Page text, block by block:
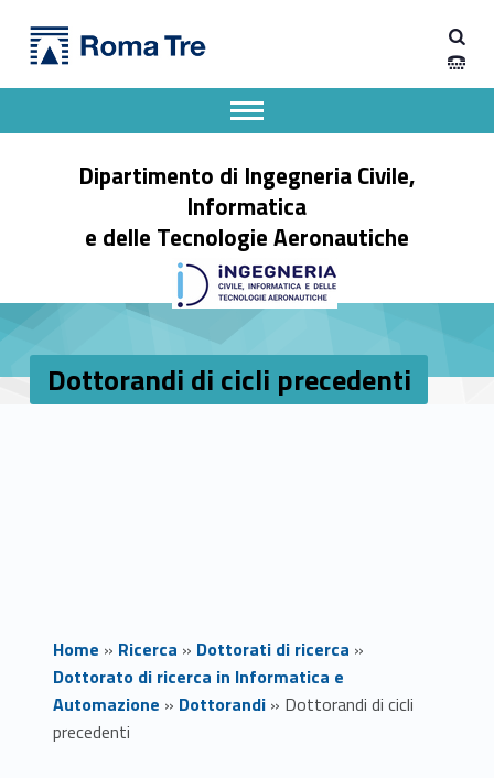
Dottorandi di cicli precedenti - Dipartimento di Ingegneria Civile, Informatica e delle Tecnologie Aeronautiche
Dipartimento di Ingegneria Civile,
Informatica
e delle Tecnologie Aeronautiche
Apri il menu secondario
Header info sidebar
Dottorandi di cicli precedenti
Home » Ricerca » Dottorati di ricerca »
Dottorato di ricerca in Informatica e
Automazione » Dottorandi» Dottorandi di cicli
precedenti